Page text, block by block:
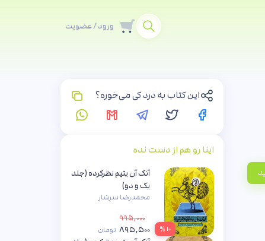
ورود / عضویت
این کتاب به درد کی می‌خوره؟
اینا رو هم از دست نده
۱۰ %
آنک آن یتیم نظرکرده (جلد
یک و دو)
محمدرضا سرشار
۹۹۵,۰۰۰
۸۹۵,۵۰۰ تومان